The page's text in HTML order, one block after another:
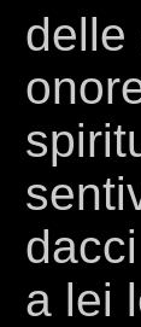
delle
a lei